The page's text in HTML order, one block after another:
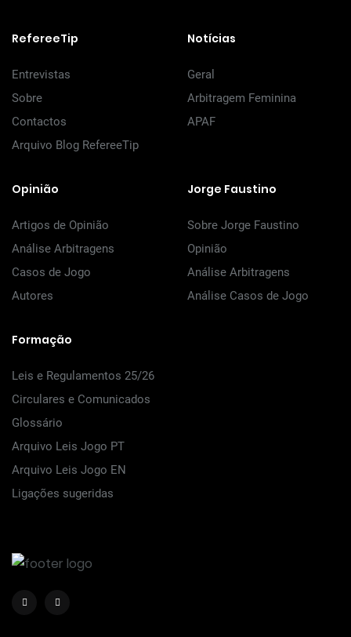
RefereeTip
Entrevistas
Sobre
Contactos
Arquivo Blog RefereeTip
Notícias
Geral
Arbitragem Feminina
APAF
Opinião
Artigos de Opinião
Análise Arbitragens
Casos de Jogo
Autores
Jorge Faustino
Sobre Jorge Faustino
Opinião
Análise Arbitragens
Análise Casos de Jogo
Formação
Leis e Regulamentos 25/26
Circulares e Comunicados
Glossário
Arquivo Leis Jogo PT
Arquivo Leis Jogo EN
Ligações sugeridas